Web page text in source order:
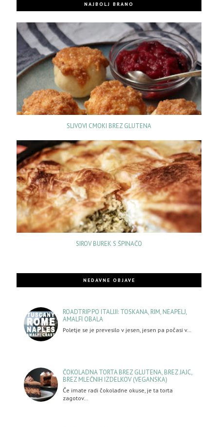
NAJBOLJ BRANO
SLIVOVI CMOKI BREZ GLUTENA
SIROV BUREK S ŠPINAČO
NEDAVNE OBJAVE
ROADTRIP PO ITALIJI: TOSKANA, RIM, NEAPELJ,
AMALFI OBALA
Poletje se je prevesilo v jesen, jesen pa počasi v…
ČOKOLADNA TORTA BREZ GLUTENA, BREZ JAJC,
BREZ MLEČNIH IZDELKOV (VEGANSKA)
Če imate radi čokoladne okuse, je ta torta
zagotov…